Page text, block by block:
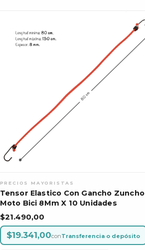
Tensor Elastico Con Gancho Zuncho
Moto Bici 8Mm X 10 Unidades
$21.490,00
$19.341,00conTransferencia o depósito